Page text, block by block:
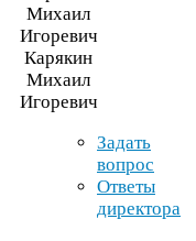
Карякин
Михаил
Игоревич
Задать
вопрос
Ответы
директора